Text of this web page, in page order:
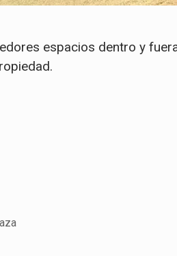
espacios dentro y